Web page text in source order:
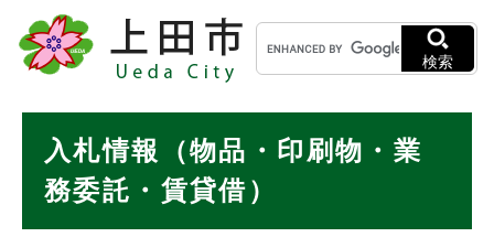
メニューを飛ばして本文へ
キ
ー
ワ
検
検索
入札情報（物品・印刷物・業
務委託・賃貸借）